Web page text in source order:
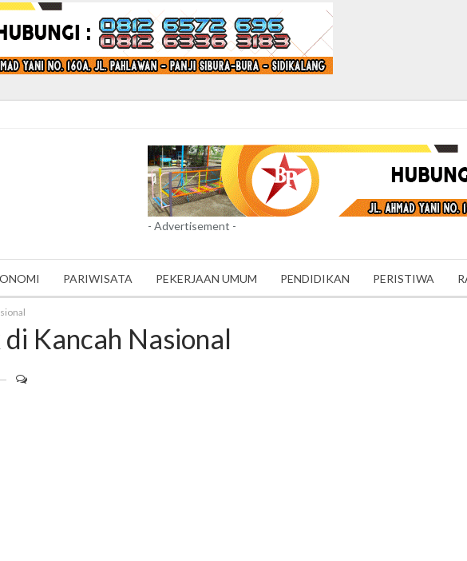
- Advertisement -
PARIWISATA PEKERJAAN UMUM PENDIDIKAN PERISTIWA
Kancah Nasional